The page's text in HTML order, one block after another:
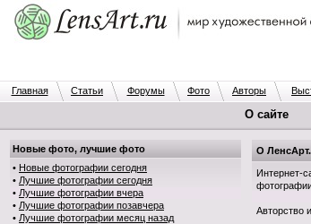
Главная
Статьи Форумы Фото Авторы
О сайте
Новые фото, лучшие фото
• Новые фотографии сегодня
• Лучшие фотографии сегодня
• Лучшие фотографии вчера
• Лучшие фотографии позавчера
• Лучшие фотографии месяц назад
О
Интернет-
Авторство